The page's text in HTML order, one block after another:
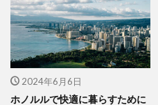
2024年6月6日
ホノルルで快適に暮らすために